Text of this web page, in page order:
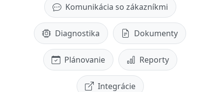
Komunikácia so zákazníkmi
Diagnostika Dokumenty
Plánovanie Reporty
Integrácie